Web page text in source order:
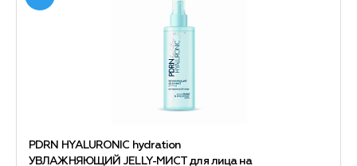
PDRN HYALURONIC hydration
УВЛАЖНЯЮЩИЙ JELLY-МИСТ для лица на